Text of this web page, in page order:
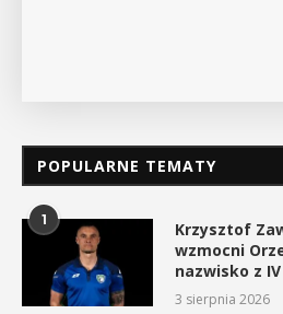
POPULARNE TEMATY
1
Krzysztof
wzmocni
nazwisko z
3 sierpnia 2026